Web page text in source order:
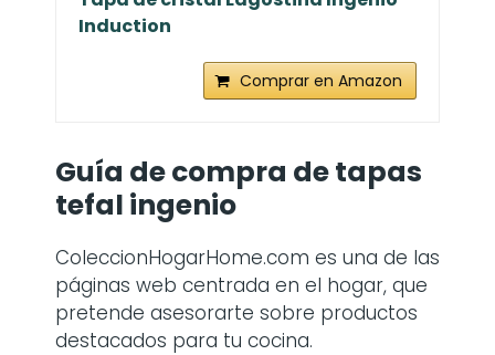
Induction
Comprar en Amazon
Guía de compra detapas
tefal ingenio
ColeccionHogarHome.com es una de las
páginas web centrada en el hogar, que
pretende asesorarte sobre productos
destacados para tu cocina.